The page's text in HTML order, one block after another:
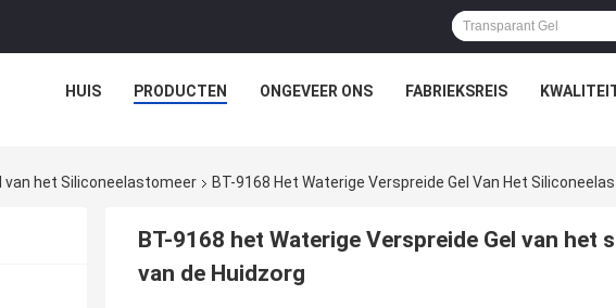
HUIS PRODUCTEN ONGEVEER ONS FABRIEKSREIS
van het Siliconeelastomeer BT-9168 Het Waterige Verspreide Gel Van Het
BT-9168 het Waterige Verspreide Gel van
van de Huidzorg